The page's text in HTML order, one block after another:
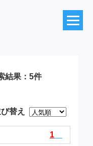
結果：5件
替え
1